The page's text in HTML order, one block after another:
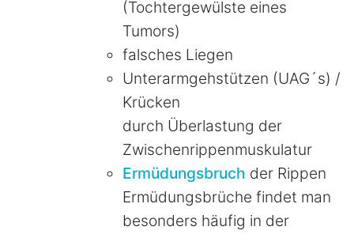
(Tochtergewülste eines
Tumors)
falsches Liegen
Unterarmgehstützen (UAG´s) /
Krücken
durch Überlastung der
Zwischenrippenmuskulatur
Ermüdungsbruch der Rippen
Ermüdungsbrüche findet man
besonders häufig in der